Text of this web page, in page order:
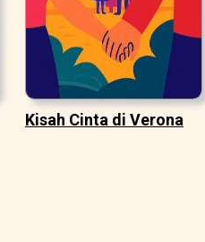
Kisah Cinta di Verona